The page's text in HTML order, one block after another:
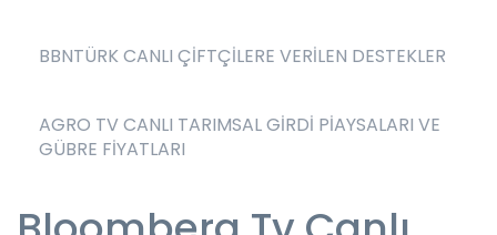
BBNTÜRK CANLI ÇİFTÇİLERE VERİLEN DESTEKLER
AGRO TV CANLI TARIMSAL GİRDİ PİAYSALARI VE
GÜBRE FİYATLARI